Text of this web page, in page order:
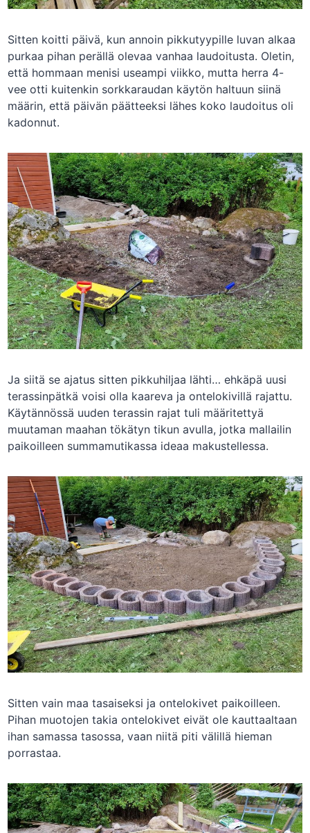
Sitten koitti päivä, kun annoin pikkutyypille luvan alkaa
purkaa pihan perällä olevaa vanhaa laudoitusta. Oletin,
että hommaan menisi useampi viikko, mutta herra 4-
vee otti kuitenkin sorkkaraudan käytön haltuun siinä
määrin, että päivän päätteeksi lähes koko laudoitus oli
kadonnut.
Ja siitä se ajatus sitten pikkuhiljaa lähti… ehkäpä uusi
terassinpätkä voisi olla kaareva ja ontelokivillä rajattu.
Käytännössä uuden terassin rajat tuli määritettyä
muutaman maahan tökätyn tikun avulla, jotka mallailin
paikoilleen summamutikassa ideaa makustellessa.
Sitten vain maa tasaiseksi ja ontelokivet paikoilleen.
Pihan muotojen takia ontelokivet eivät ole kauttaaltaan
ihan samassa tasossa, vaan niitä piti välillä hieman
porrastaa.